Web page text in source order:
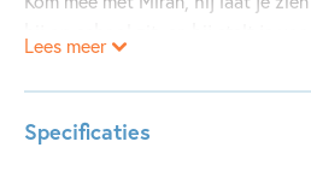
in het azc. Zij komen uit allerlei
vertellen je elk hun eigen verhaal.
veel praktische informatie over
dat allemaal gaat, asiel aanvragen.
Lees meer
Specificaties